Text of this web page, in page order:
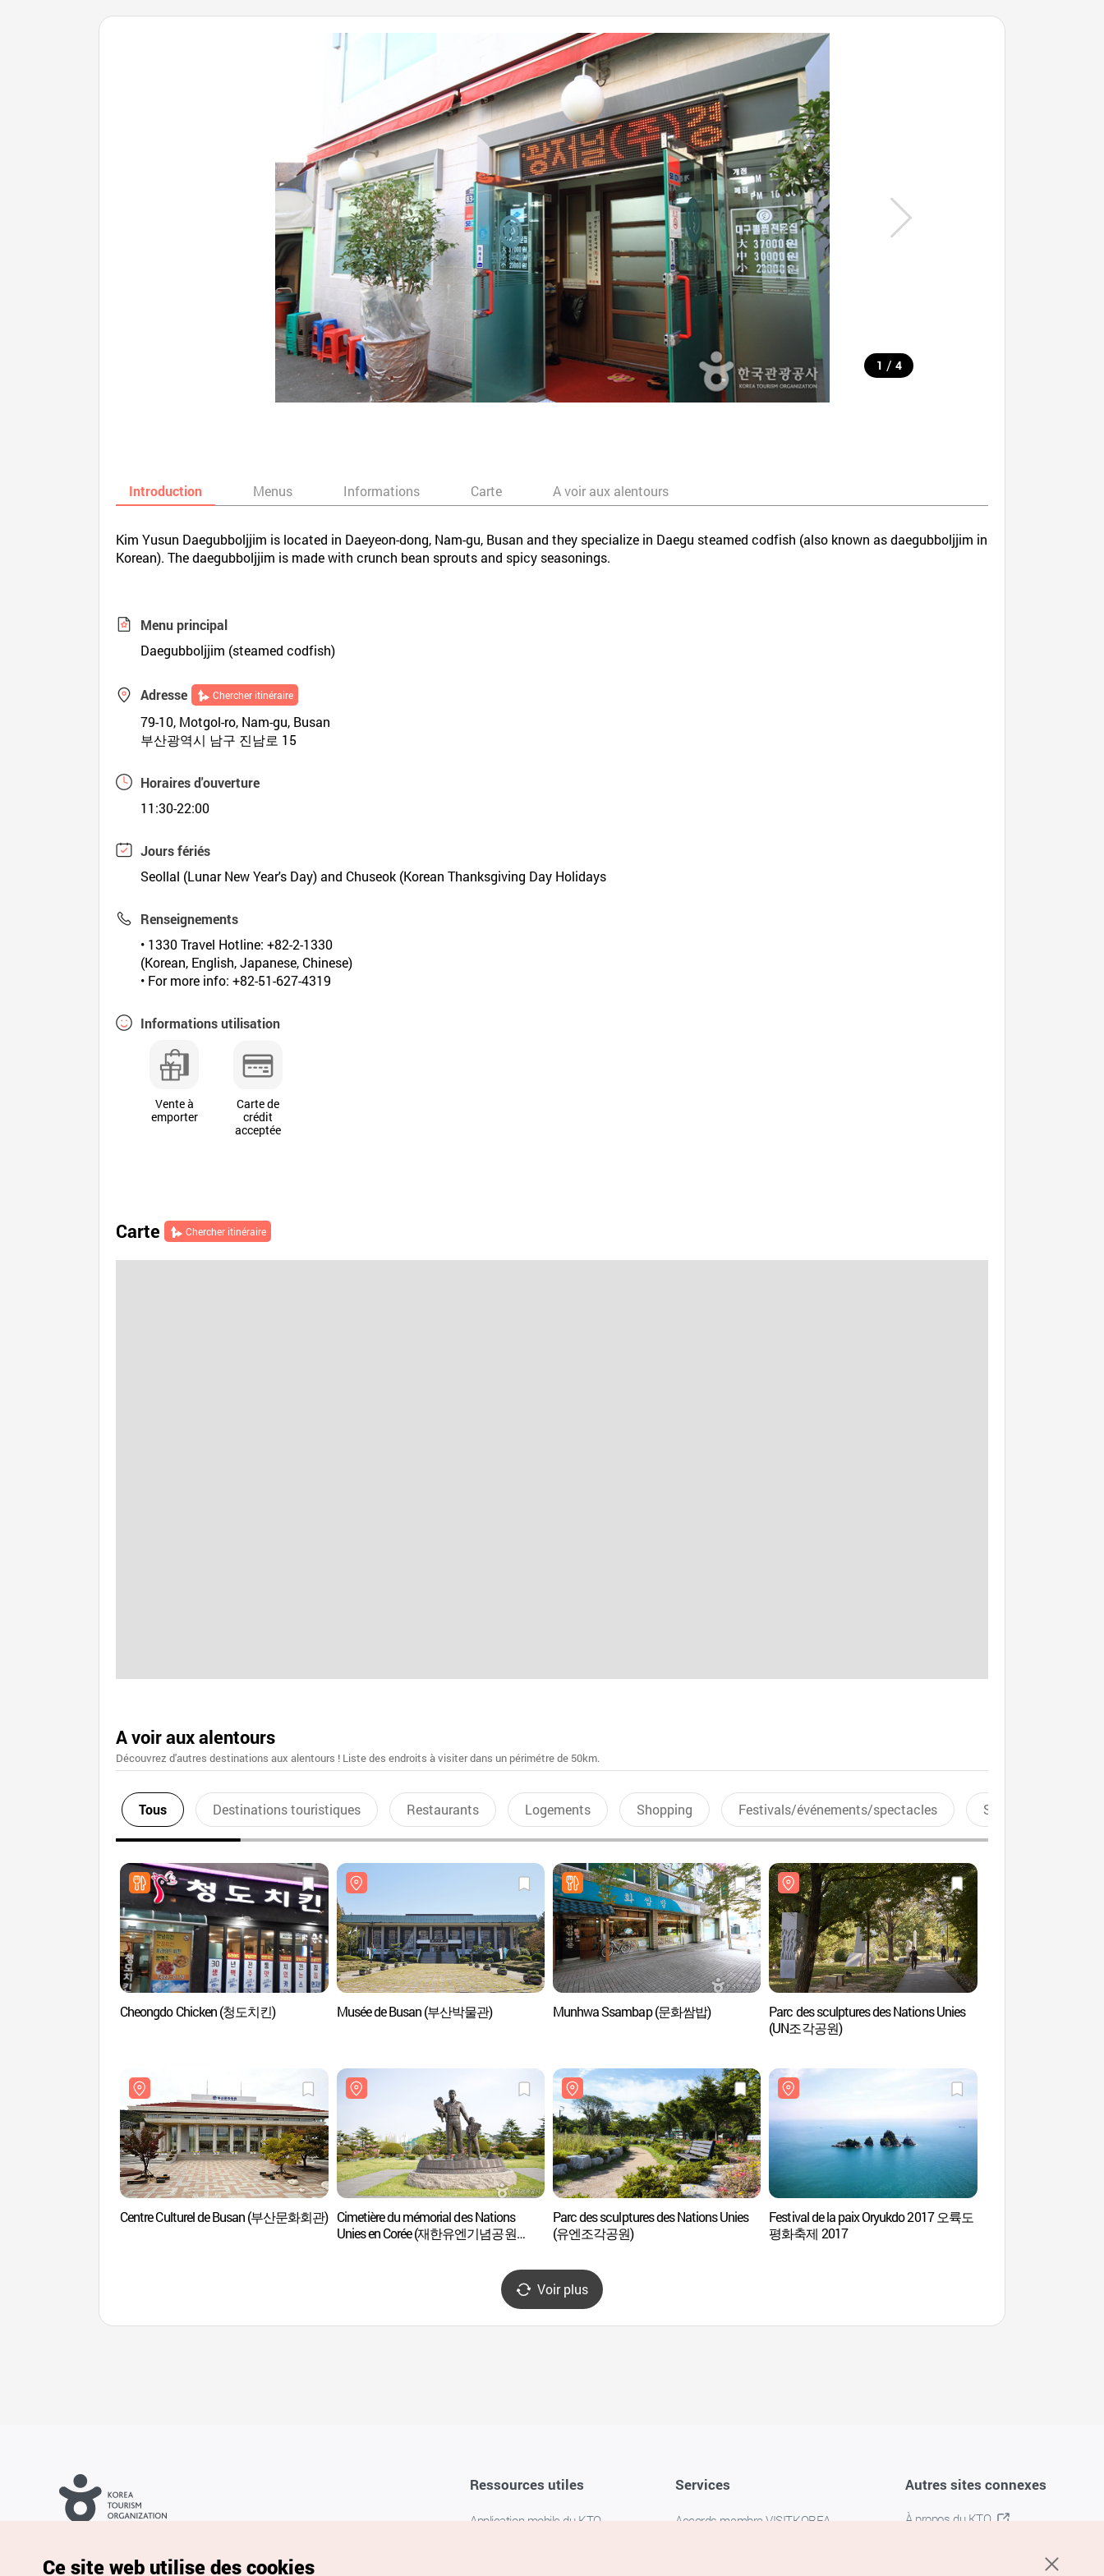
1 / 4
Introduction Menus Informations Carte A voir aux alentours
Kim Yusun Daegubboljjim is located in Daeyeon-dong, Nam-gu, Busan and they specialize in Daegu steamed codfish (also known as daegubboljjim in
Korean). The daegubboljjim is made with crunch bean sprouts and spicy seasonings.
Menu principal
Daegubboljjim (steamed codfish)
Adresse Chercher itinéraire
79-10, Motgol-ro, Nam-gu, Busan
부산광역시 남구 진남로 15
Horaires d'ouverture
11:30-22:00
Jours fériés
Seollal (Lunar New Year's Day) and Chuseok (Korean Thanksgiving Day Holidays
Renseignements
• 1330 Travel Hotline: +82-2-1330
(Korean, English, Japanese, Chinese)
• For more info: +82-51-627-4319
Informations utilisation
Vente à
emporter
Carte de
crédit
acceptée
Carte Chercher itinéraire
A voir aux alentours
Découvrez d'autres destinations aux alentours ! Liste des endroits à visiter dans un périmétre de 50km.
Tous Destinations touristiques Restaurants Logements Shopping Festivals/événements/spectacles Sports aquatiques
Cheongdo Chicken (청도치킨) Musée de Busan (부산박물관) Munhwa Ssambap (문화쌈밥)
Parc des sculptures des Nations Unies
(UN조각공원)
Centre Culturel de Busan (부산문화회관) Cimetière du mémorial des Nations
Unies en Corée (재한유엔기념공원
Parc des sculptures des Nations Unies
(유엔조각공원)
Festival de la paix Oryukdo 2017 오륙도
평화축제 2017
Voir plus
Ressources utiles
Application mobile du KTO
Services
Accords membre VISITKOREA
Autres sites connexes
À propos du KTO
Pour les rapports d'erreurs et demandes de renseignements,
adressez vos demandes à
Ce site web utilise des cookies